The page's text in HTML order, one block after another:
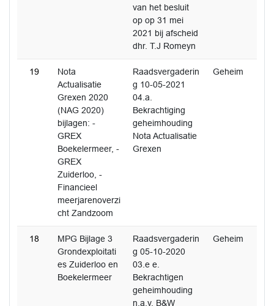
van het besluit
op op 31 mei
2021 bij afscheid
dhr. T.J Romeyn
19
Nota
Actualisatie
Grexen 2020
(NAG 2020)
bijlagen: -
GREX
Boekelermeer, -
GREX
Zuiderloo, -
Financieel
meerjarenoverzi
cht Zandzoom
Raadsvergaderin
g 10-05-2021
04.a.
Bekrachtiging
geheimhouding
Nota Actualisatie
Grexen
Geheim
18
MPG Bijlage 3
Grondexploitati
es Zuiderloo en
Boekelermeer
Raadsvergaderin
g 05-10-2020
03.e e.
Bekrachtigen
geheimhouding
n.a.v. B&W
Geheim